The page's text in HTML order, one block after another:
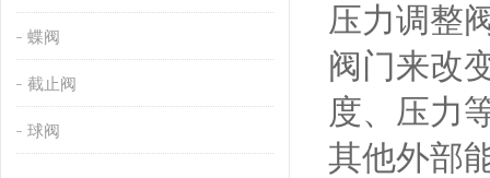
蝶阀
截止阀
球阀
压力调整
阀门来改
度、压力
其他外部